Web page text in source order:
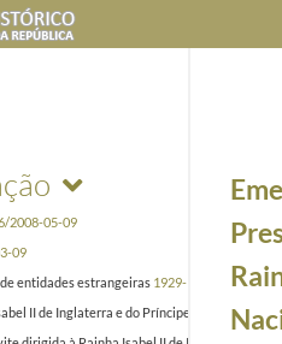
2008-05-09
09
entidades estrangeiras 1929-10-02/2005-12-
II de Inglaterra e do Príncipe Filipe, Duque